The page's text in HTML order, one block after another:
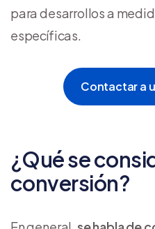
para desarrollos a
específicas.
Contactar a
¿Qué se
conversión?